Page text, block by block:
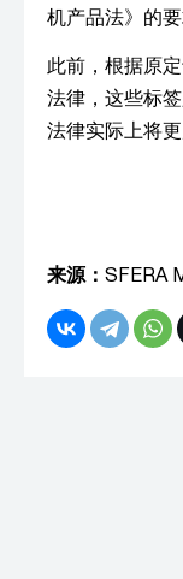
机产品法》的要
此前，根据原
法律，这些标
法律实际上将
来源： SFERA